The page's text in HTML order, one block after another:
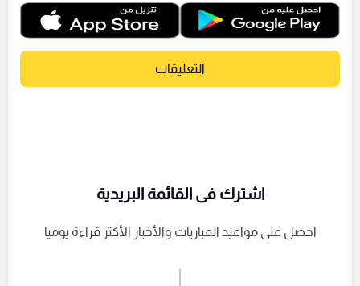
التعليقات
اشترك فى القائمة البريدية
احصل على مواعيد المباريات والأخبار الأكثر قراءة يوميا